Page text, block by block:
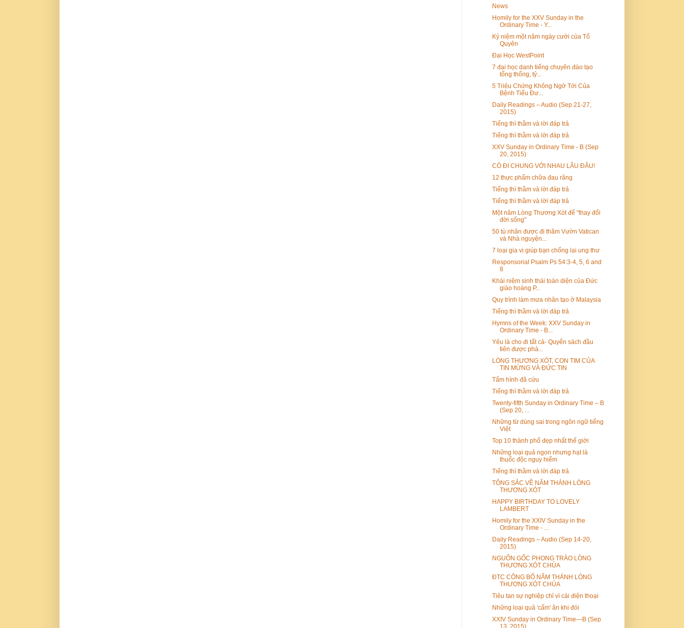
News
Homily for the XXV Sunday in the
Ordinary Time - Y...
Kỷ niệm một năm ngày cưới của Tố
Quyên
Đại Học WestPoint
7 đại học danh tiếng chuyên đào tạo
tổng thống, tỷ...
5 Triệu Chứng Không Ngờ Tới Của
Bệnh Tiểu Đư...
Daily Readings – Audio (Sep 21-27,
2015)
Tiếng thì thầm và lời đáp trả
Tiếng thì thầm và lời đáp trả
XXV Sunday in Ordinary Time - B (Sep
20, 2015)
CÓ ĐI CHUNG VỚI NHAU LÂU ĐÂU!
12 thực phẩm chữa đau răng
Tiếng thì thầm và lời đáp trả
Tiếng thì thầm và lời đáp trả
Một năm Lòng Thương Xót để "thay đổi
đời sống"
50 tù nhân được đi thăm Vườn Vatican
và Nhà nguyện...
7 loại gia vị giúp bạn chống lại ung thư
Responsorial Psalm Ps 54:3-4, 5, 6 and
8
Khái niệm sinh thái toàn diện của Đức
giáo hoàng P...
Quy trình làm mưa nhân tạo ở Malaysia
Tiếng thì thầm và lời đáp trả
Hymns of the Week: XXV Sunday in
Ordinary Time - B...
Yêu là cho đi tất cả- Quyển sách đầu
tiên được phá...
LÒNG THƯƠNG XÓT, CON TIM CỦA
TIN MỪNG VÀ ĐỨC TIN
Tấm hình đã cứu
Tiếng thì thầm và lời đáp trả
Twenty-fifth Sunday in Ordinary Time – B
(Sep 20, ...
Những từ dùng sai trong ngôn ngữ tiếng
Việt
Top 10 thành phố đẹp nhất thế giới
Những loại quả ngon nhưng hạt là
thuốc độc nguy hiểm
Tiếng thì thầm và lời đáp trả
TÔNG SẮC VỀ NĂM THÁNH LÒNG
THƯƠNG XÓT
HAPPY BIRTHDAY TO LOVELY
LAMBERT
Homily for the XXIV Sunday in the
Ordinary Time - ...
Daily Readings – Audio (Sep 14-20,
2015)
NGUỒN GỐC PHONG TRÀO LÒNG
THƯƠNG XÓT CHÚA
ĐTC CÔNG BỐ NĂM THÁNH LÒNG
THƯƠNG XÓT CHÚA
Tiêu tan sự nghiệp chỉ vì cái điện thoại
Những loại quả 'cấm' ăn khi đói
XXIV Sunday in Ordinary Time—B (Sep
13, 2015)